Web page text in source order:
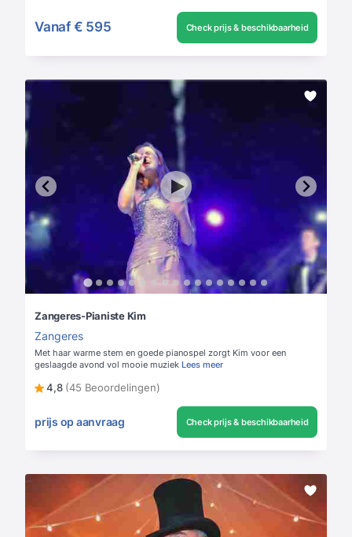
Vanaf € 595 Check prijs & beschikbaarheid
Zangeres-Pianiste Kim
Zangeres
Met haar warme stem en goede pianospel zorgt Kim voor een
geslaagde avond vol mooie muziek Lees meer
4,8 (45 Beoordelingen)
prijs op aanvraag Check prijs & beschikbaarheid